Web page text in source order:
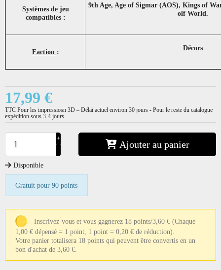
Systèmes de jeu
compatibles :
9th Age, Age of Sigmar (AOS), Kings of
olf World.
Faction : Décors
17,99 €
TTC Pour les impressiosn 3D – Délai actuel environ 30 jours - Pour le reste du catalogue
expédition sous 3-4 jours.
+
−
Ajouter au panier
Disponible
Gratuit pour 90 points
Inscrivez-vous et vous gagnerez 18 points/3,60 € (Chaque
1,00 € dépensé = 1 point, 1 point = 0,20 € de réduction).
Votre panier totalisera 18 points qui peuvent être convertis en un
bon d'achat de 3,60 €.